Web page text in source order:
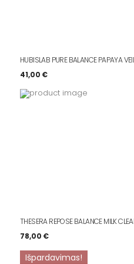
HUBISLAB PURE BALANCE PAPAYA
41,00 €
THESERA REPOSE BALANCE MILK
78,00 €
Išpardavimas!